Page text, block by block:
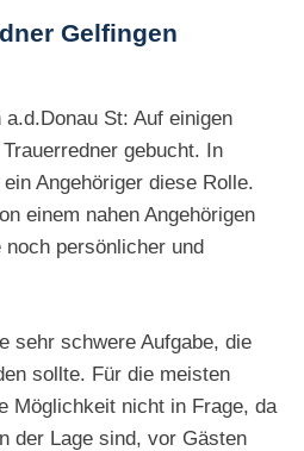
Gelfingen
St: Auf einigen
gebucht. In
Angehöriger diese Rolle.
einem nahen Angehörigen
persönlicher und
sehr schwere Aufgabe, die
sollte. Für die meisten
Möglichkeit nicht in Frage, da
der Lage sind, vor Gästen